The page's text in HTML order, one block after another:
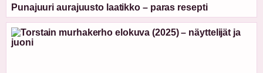
Punajuuri aurajuusto laatikko – paras resepti